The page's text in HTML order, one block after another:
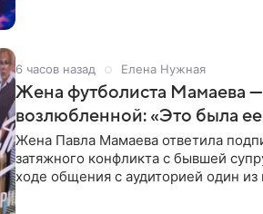
6 часов назад Елена Нужная
Жена футболиста Мамаева —
возлюбленной: «Это была
Жена Павла Мамаева ответила
затяжного конфликта с бывшей
ходе общения с аудиторией один из